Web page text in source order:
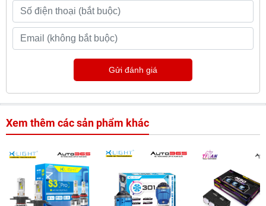
Gửi đánh giá
Xem thêm các sản phẩm khác